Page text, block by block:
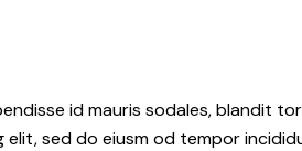
id mauris sodales,
sed do eiusm od tempor